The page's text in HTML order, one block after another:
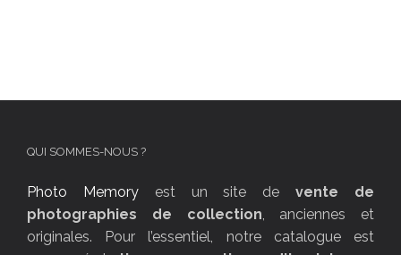
QUI SOMMES-NOUS ?
Photo Memoryest un site devente de
photographies de collection, anciennes et
originales. Pour l’essentiel, notre catalogue est